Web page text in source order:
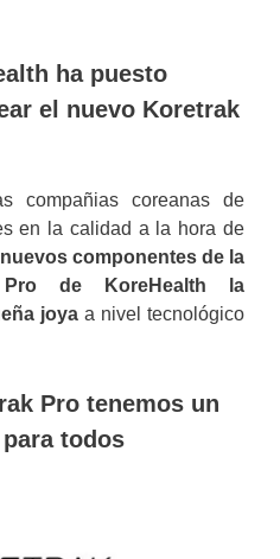
ha puesto
el nuevo Koretrak
compañias coreanas de
en la calidad a la hora de
componentes de la
Pro de KoreHealth la
joya a nivel tecnológico
Pro tenemos un
todos